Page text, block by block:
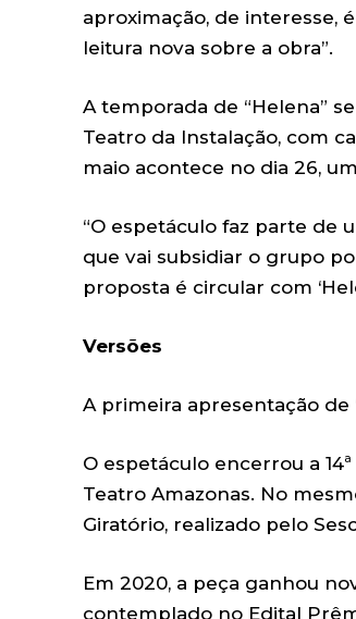
aproximação, de interesse,
leitura nova sobre a obra”.
A temporada de “Helena”
Teatro da Instalação, com
maio acontece no dia 26,
“O espetáculo faz parte de
que vai subsidiar o grupo
proposta é circular com
Versões
A primeira apresentação de
O espetáculo encerrou a
Teatro Amazonas. No
Giratório, realizado pelo
Em 2020, a peça ganhou
contemplado no Edital